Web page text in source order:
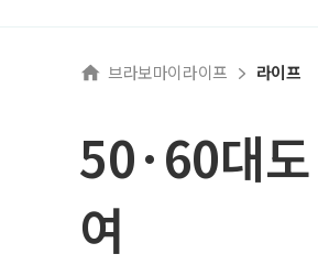
브라보마이라이프 라이프
50·60대도
여